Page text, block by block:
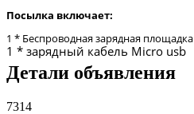
Посылка включает:
1 * Беспроводная зарядная площадка
1 * зарядный кабель Micro usb
Детали объявления
7314